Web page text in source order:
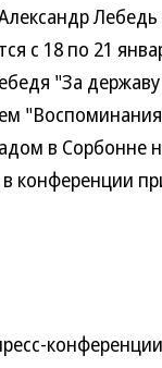
с 18 по 21
"За
в Сорбонне